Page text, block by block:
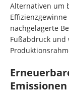
Alternativen um
nachgelagerte
Fußabdruck
Emissionen